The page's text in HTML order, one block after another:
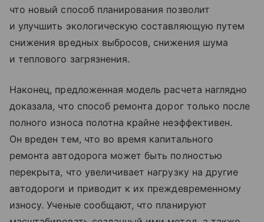
что новый способ планирования позволит
и улучшить экологическую составляющую путем
снижения вредных выбросов, снижения шума
и теплового загрязнения.
Наконец, предложенная модель расчета наглядно
доказала, что способ ремонта дорог только после
полного износа полотна крайне неэффективен.
Он вреден тем, что во время капитального
ремонта автодорога может быть полностью
перекрыта, что увеличивает нагрузку на другие
автодороги и приводит к их преждевременному
износу. Ученые сообщают, что планируют